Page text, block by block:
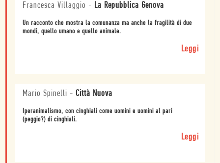
Francesca Villaggio - La Repubblica Genova
Un racconto che mostra la comunanza ma anche la fragilità di due
mondi, quello umano e quello animale.
Leggi
Mario Spinelli - Città Nuova
Iperanimalismo, con cinghiali come uomini e uomini al pari
(peggio?) di cinghiali.
Leggi